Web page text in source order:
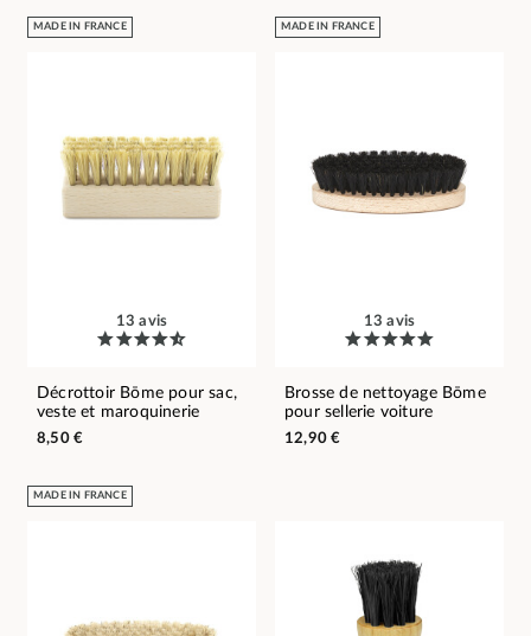
MADE IN FRANCE
13 avis
Décrottoir Bōme pour sac,
veste et maroquinerie
8,50 €
MADE IN FRANCE
13 avis
Brosse de nettoyage Bōme
pour sellerie voiture
12,90 €
MADE IN FRANCE